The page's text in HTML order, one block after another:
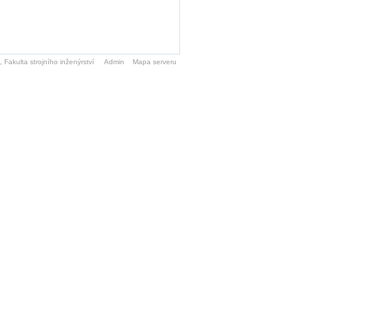
Fakulta strojního inženýrství Admin Mapa serveru